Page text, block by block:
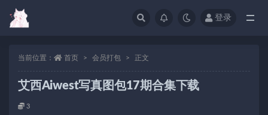
登录
当前位置： 首页 会员打包 正文
艾西Aiwest写真图包17期合集下载
3